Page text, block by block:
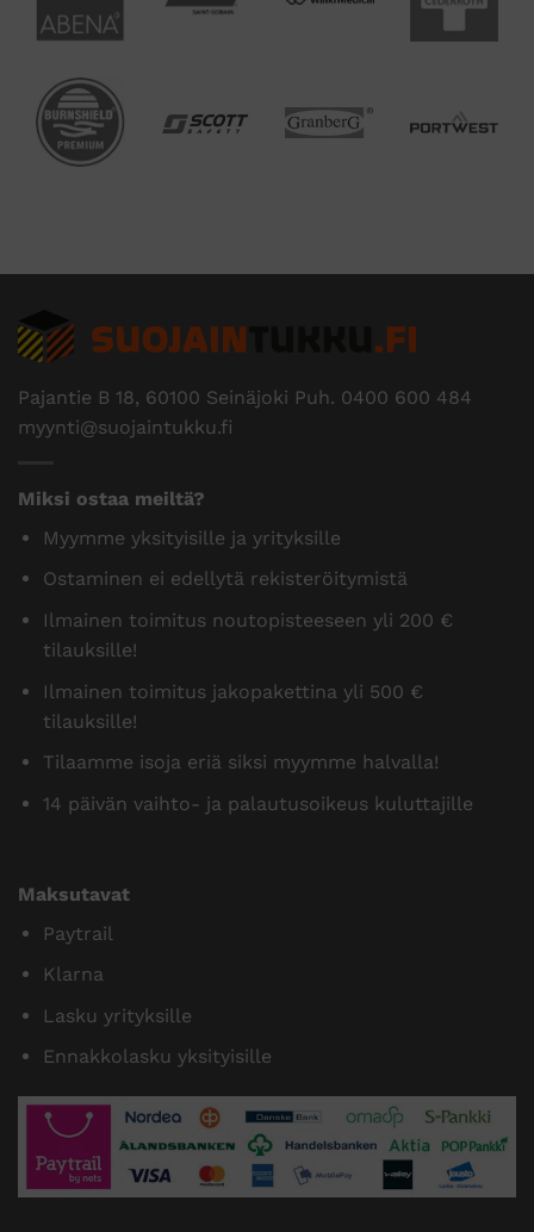
Pajantie B 18, 60100 Seinäjoki Puh. 0400 600 484
myynti@suojaintukku.fi
Miksi ostaa meiltä?
Myymme yksityisille ja yrityksille
Ostaminen ei edellytä rekisteröitymistä
Ilmainen toimitus noutopisteeseen yli 200 €
tilauksille!
Ilmainen toimitus jakopakettina yli 500 €
tilauksille!
Tilaamme isoja eriä siksi myymme halvalla!
14 päivän vaihto- ja palautusoikeus kuluttajille
Maksutavat
Paytrail
Klarna
Lasku yrityksille
Ennakkolasku yksityisille